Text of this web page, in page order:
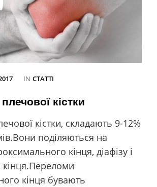
IN CATEGORIES
СТАТТІ
кістки
кістки, складають 9-12%
поділяються на
кінця, діафізу і
кінця.Переломи
кінця бувають